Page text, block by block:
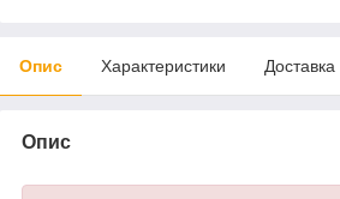
Опис Характеристики Доставка
Опис